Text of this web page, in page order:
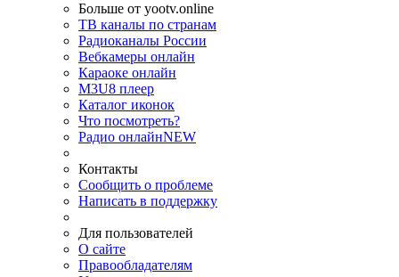
Больше от yootv.online
ТВ каналы по странам
Радиоканалы России
Вебкамеры онлайн
Караоке онлайн
M3U8 плеер
Каталог иконок
Что посмотреть?
Радио онлайнNEW
Контакты
Сообщить о проблеме
Написать в поддержку
Для пользователей
О сайте
Правообладателям